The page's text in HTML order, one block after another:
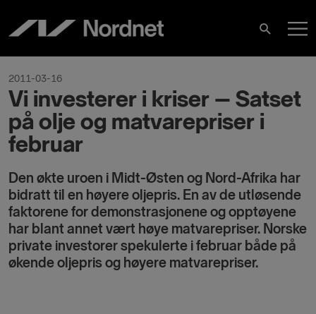
innehåll
Sök
2011-03-16
Vi investerer i kriser – Satset
på olje og matvarepriser i
februar
Den økte uroen i Midt-Østen og Nord-Afrika har
bidratt til en høyere oljepris. En av de utløsende
faktorene for demonstrasjonene og opptøyene
har blant annet vært høye matvarepriser. Norske
private investorer spekulerte i februar både på
økende oljepris og høyere matvarepriser.